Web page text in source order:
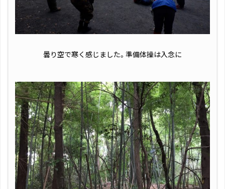
曇り空で寒く感じました。準備体操は入念に